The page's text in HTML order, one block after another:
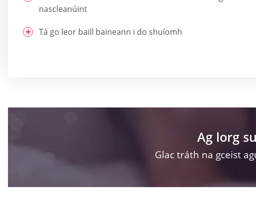
nascleanúint
Tá go leor baill baineann i do shuíomh
Ag lorg
Glac tráth na gceist